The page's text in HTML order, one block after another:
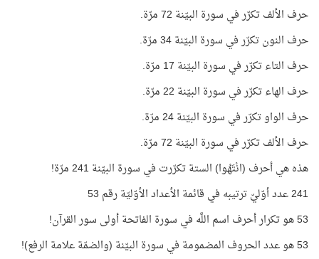
حرف الألف تكرّر في سورة البيّنة 72 مرّة.
حرف النون تكرّر في سورة البيّنة 34 مرّة.
حرف التاء تكرّر في سورة البيّنة 17 مرّة.
حرف الهاء تكرّر في سورة البيّنة 22 مرّة.
حرف الواو تكرّر في سورة البيّنة 24 مرّة.
حرف الألف تكرّر في سورة البيّنة 72 مرّة.
هذه هي أحرف (انْتَهُوا) الستة تكرّرت في سورة البيّنة 241 مرّة!
241 عدد أوّليّ ترتيبه في قائمة الأعداد الأوّليّة رقم 53
53 هو تكرار أحرف اسم اللَّه في سورة الفاتحة أولى سور القرآن!
53 هو عدد الحروف المضمومة في سورة البيّنة (والضمّة علامة الرفع)!